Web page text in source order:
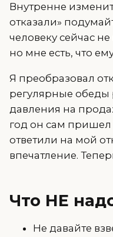
Внутренне
отказали»
человеку сейчас
но мне есть, что
Я преобразовал
регулярные обеды
давления на
год он сам пришел
ответили на мой
впечатление.
Что НЕ
Не давайте